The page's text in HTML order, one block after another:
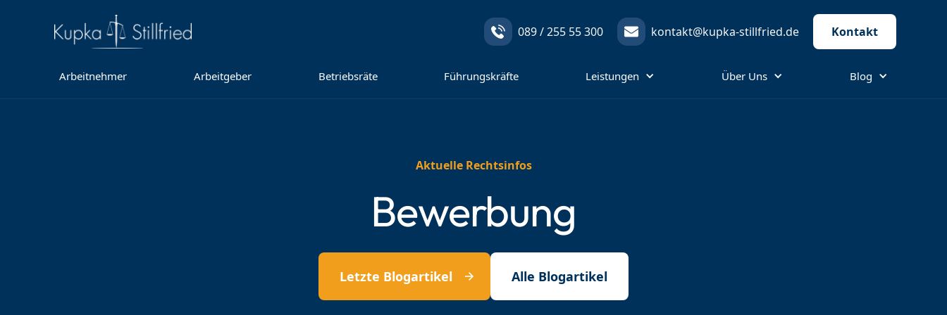
089 / 255 55 300 kontakt@kupka-stillfried.de Kontakt
Arbeitnehmer Arbeitgeber Betriebsräte Führungskräfte Leistungen Über Uns Blog
Aktuelle Rechtsinfos
Bewerbung
Letzte Blogartikel Alle Blogartikel